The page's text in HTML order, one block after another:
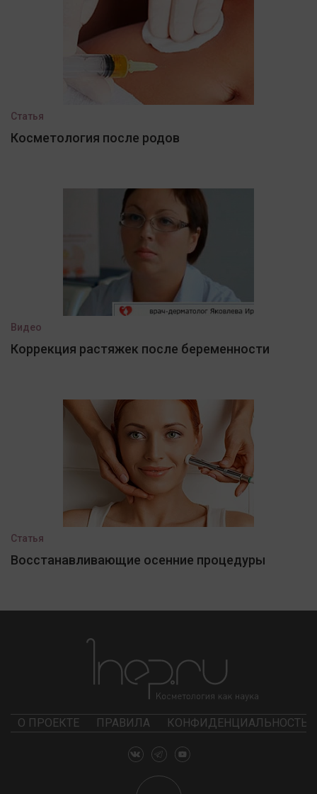
Статья
Косметология после родов
Видео
Коррекция растяжек после беременности
Статья
Восстанавливающие осенние процедуры
О ПРОЕКТЕ ПРАВИЛА КОНФИДЕНЦИАЛЬНОСТЬ